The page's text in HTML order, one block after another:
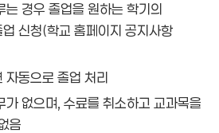
는 경우 졸업을 원하는 학기의
신청(학교 홈페이지 공지사항
자동으로 졸업 처리
가 없으며, 수료를 취소하고 교과목을
음